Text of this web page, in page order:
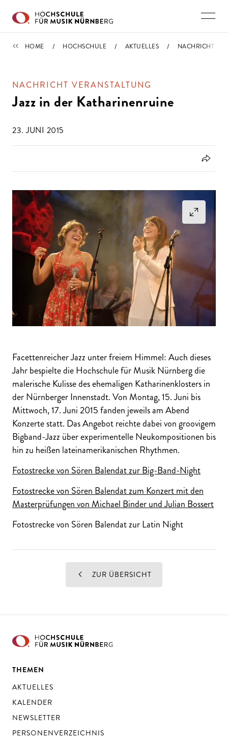
IMPORTIERT
HOME HOCHSCHULE AKTUELLES NACHRICHT
NACHRICHT VERANSTALTUNG
Jazz in der Katharinenruine
23. JUNI 2015
Facettenreicher Jazz unter freiem Himmel: Auch dieses
Jahr bespielte die Hochschule für Musik Nürnberg die
malerische Kulisse des ehemaligen Katharinenklosters in
der Nürnberger Innenstadt. Von Montag, 15. Juni bis
Mittwoch, 17. Juni 2015 fanden jeweils am Abend
Konzerte statt. Das Angebot reichte dabei von groovigem
Bigband-Jazz über experimentelle Neukompositionen bis
hin zu heißen lateinamerikanischen Rhythmen.
Fotostrecke von Sören Balendat zur Big-Band-Night
Fotostrecke von Sören Balendat zum Konzert mit den
Masterprüfungen von Michael Binder und Julian Bossert
Fotostrecke von Sören Balendat zur Latin Night
ZUR ÜBERSICHT
THEMEN
AKTUELLES
KALENDER
NEWSLETTER
PERSONENVERZEICHNIS